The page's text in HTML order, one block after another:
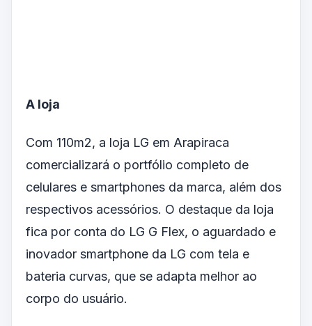
A loja
Com 110m2, a loja LG em Arapiraca
comercializará o portfólio completo de
celulares e smartphones da marca, além dos
respectivos acessórios. O destaque da loja
fica por conta do LG G Flex, o aguardado e
inovador smartphone da LG com tela e
bateria curvas, que se adapta melhor ao
corpo do usuário.